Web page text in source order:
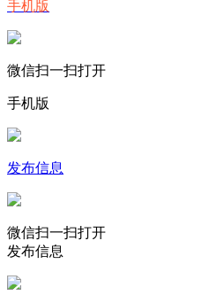
手机版
微信扫一扫打开
手机版
发布信息
微信扫一扫打开
发布信息